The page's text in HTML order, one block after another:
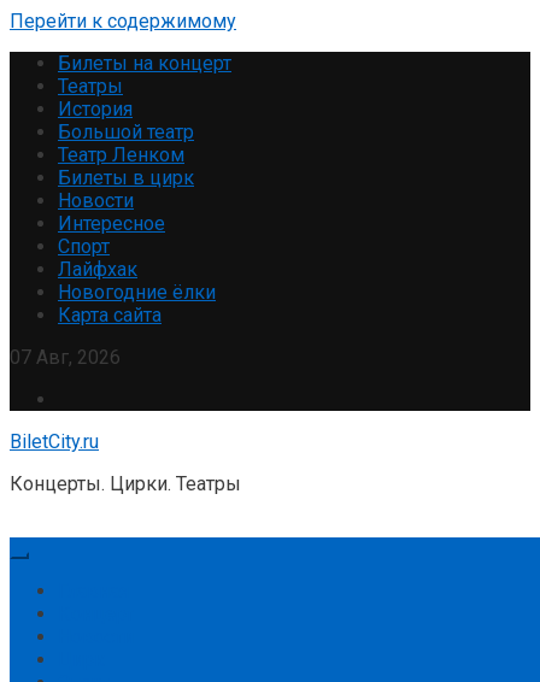
Перейти к содержимому
Билеты на концерт
Театры
История
Большой театр
Театр Ленком
Билеты в цирк
Новости
Интересное
Спорт
Лайфхак
Новогодние ёлки
Карта сайта
07 Авг, 2026
BiletCity.ru
Концерты. Цирки. Театры